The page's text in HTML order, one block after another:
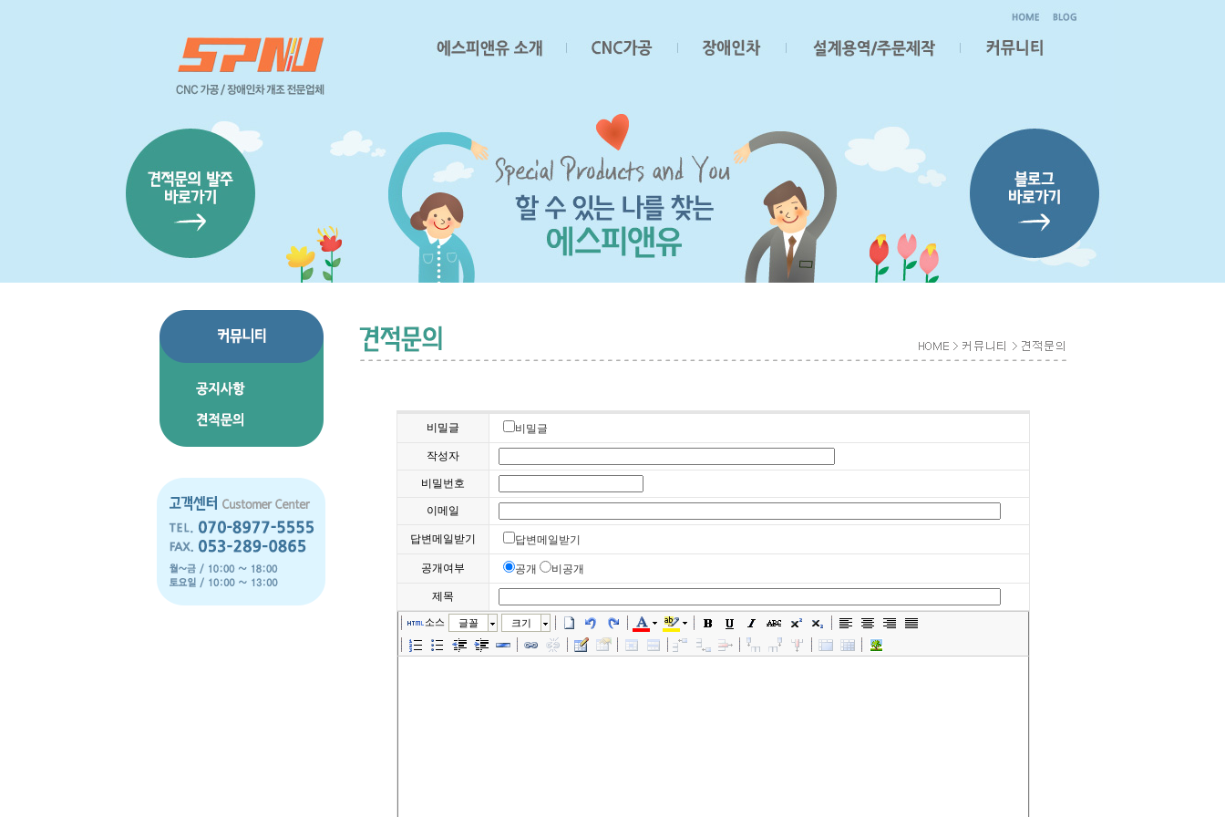
비밀글 비밀글
작성자
비밀번호
이메일
답변메일받기 답변메일받기
공개여부 공개 비공개
제목
소스 글꼴 크기